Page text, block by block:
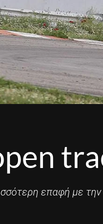
επαφή με την